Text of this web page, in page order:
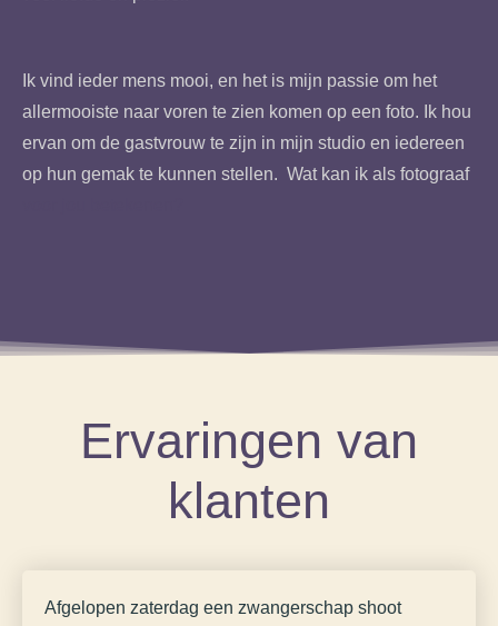
Ik vind ieder mens mooi, en het is mijn passie om het
allermooiste naar voren te zien komen op een foto. Ik hou
ervan om de gastvrouw te zijn in mijn studio en iedereen
op hun gemak te kunnen stellen. Wat kan ik als fotograaf
Ervaringen van
klanten
Afgelopen zaterdag een zwangerschap shoot